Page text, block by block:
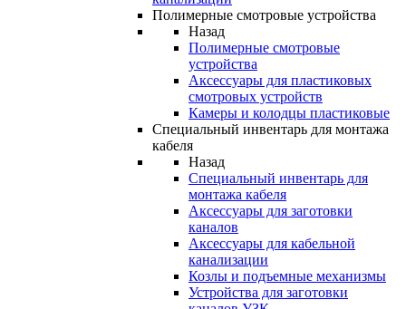
Полимерные смотровые устройства
Назад
Полимерные смотровые
устройства
Аксессуары для пластиковых
смотровых устройств
Камеры и колодцы пластиковые
Специальный инвентарь для монтажа
кабеля
Назад
Специальный инвентарь для
монтажа кабеля
Аксессуары для заготовки
каналов
Аксессуары для кабельной
канализации
Козлы и подъемные механизмы
Устройства для заготовки